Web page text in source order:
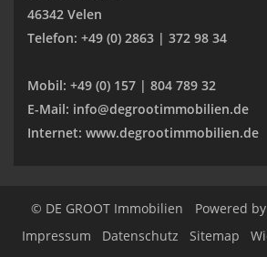
46342 Velen
Telefon: +49 (0) 2863 | 372 98 34
Mobil: +49 (0) 157 | 804 789 32
E-Mail: info@degrootimmobilien.de
Internet: www.degrootimmobilien.de
© DE GROOT Immobilien Powered by
Impressum
Datenschutz Sitemap